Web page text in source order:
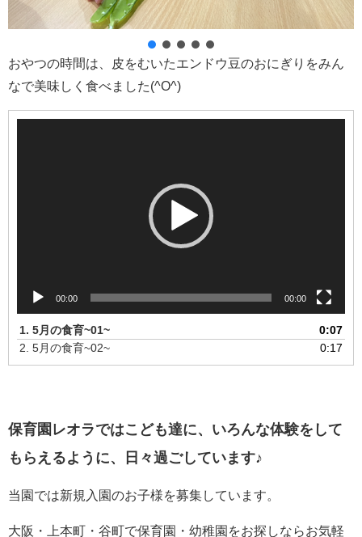
おやつの時間は、皮をむいたエンドウ豆のおにぎりをみん
なで美味しく食べました(^O^)
00:00 00:00
1. 5月の食育~01~
0:07
2. 5月の食育~02~ 0:17
保育園レオラではこども達に、いろんな体験をして
もらえるように、日々過ごしています♪
当園では新規入園のお子様を募集しています。
大阪・上本町・谷町で保育園・幼稚園をお探しならお気軽